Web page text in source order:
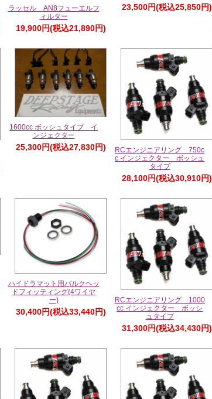
ラッセル AN8フューエルフ
ィルター
19,900円(税込21,890円)
23,500円(税込25,850円)
1600cc ボッシュタイプ イ
ンジェクター
25,300円(税込27,830円)
RCエンジニアリング 750c
c インジェクター ボッシュ
タイプ
28,100円(税込30,910円)
ハイドラマット用バルクヘッ
ドフィッティング(4ワイヤ
ー)
30,400円(税込33,440円)
RCエンジニアリング 1000
cc インジェクター ボッシ
ュタイプ
31,300円(税込34,430円)